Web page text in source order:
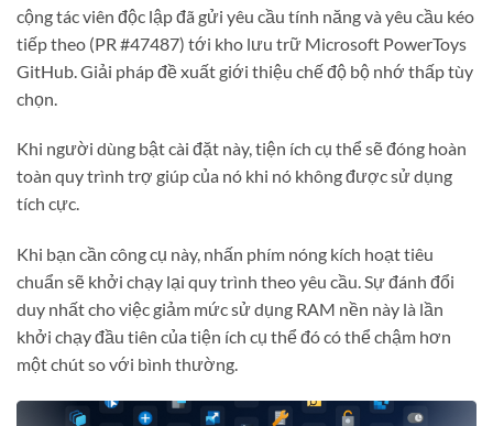
cộng tác viên độc lập đã gửi yêu cầu tính năng và yêu cầu kéo
tiếp theo (PR #47487) tới kho lưu trữ Microsoft PowerToys
GitHub. Giải pháp đề xuất giới thiệu chế độ bộ nhớ thấp tùy
chọn.
Khi người dùng bật cài đặt này, tiện ích cụ thể sẽ đóng hoàn
toàn quy trình trợ giúp của nó khi nó không được sử dụng
tích cực.
Khi bạn cần công cụ này, nhấn phím nóng kích hoạt tiêu
chuẩn sẽ khởi chạy lại quy trình theo yêu cầu. Sự đánh đổi
duy nhất cho việc giảm mức sử dụng RAM nền này là lần
khởi chạy đầu tiên của tiện ích cụ thể đó có thể chậm hơn
một chút so với bình thường.